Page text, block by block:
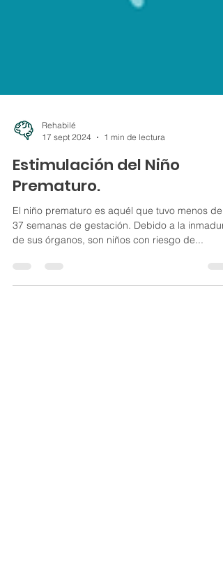
17 sept 2024
1 min de lectura
Estimulación del Niño
Prematuro.
El niño prematuro es aquél que tuvo menos de
37 semanas de gestación. Debido a la
de sus órganos, son niños con riesgo de...